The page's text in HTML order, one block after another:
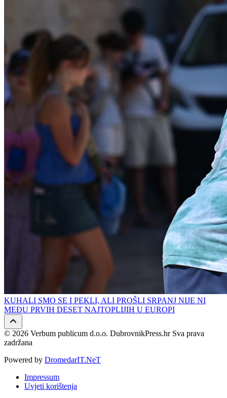
KUHALI SMO SE I PEKLI, ALI PROŠLI SRPANJ NIJE NI
MEĐU PRVIH DESET NAJTOPLIJIH U EUROPI
© 2026 Verbum publicum d.o.o. DubrovnikPress.hr Sva prava
zadržana
Powered by DromedarIT.NeT
Impressum
Uvjeti korištenja